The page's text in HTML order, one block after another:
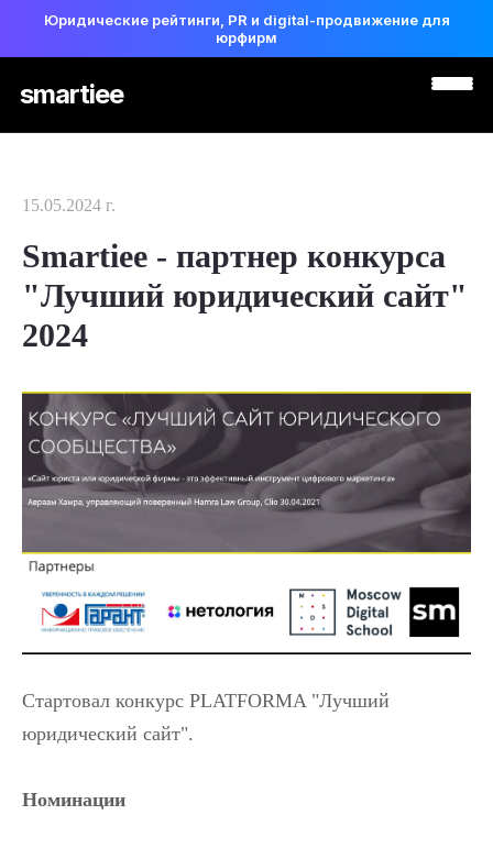
Юридические рейтинги, PR и digital-продвижение для
юрфирм
smartiee
15.05.2024 г.
Smartiee - партнер конкурса
"Лучший юридический сайт"
2024
Стартовал конкурс PLATFORMA "Лучший
юридический сайт".
Номинации